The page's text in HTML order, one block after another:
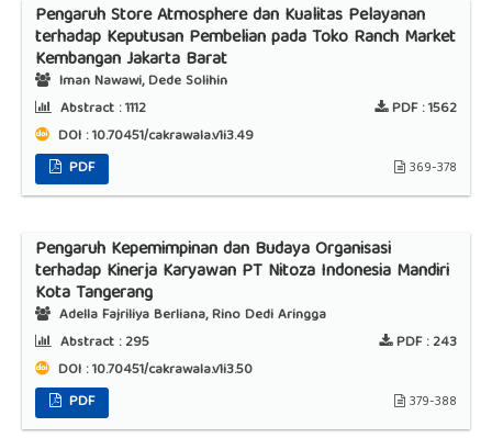
Pengaruh Store Atmosphere dan Kualitas Pelayanan
terhadap Keputusan Pembelian pada Toko Ranch Market
Kembangan Jakarta Barat
Iman Nawawi, Dede Solihin
Abstract :1112 PDF :1562
DOI : 10.70451/cakrawala.v1i3.49
PDF
369-378
Pengaruh Kepemimpinan dan Budaya Organisasi
terhadap Kinerja Karyawan PT Nitoza Indonesia Mandiri
Kota Tangerang
Adella Fajriliya Berliana, Rino Dedi Aringga
Abstract :295 PDF :243
DOI : 10.70451/cakrawala.v1i3.50
PDF
379-388